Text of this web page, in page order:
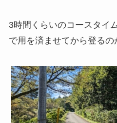
3時間くらいのコースタイ
で用を済ませてから登るの